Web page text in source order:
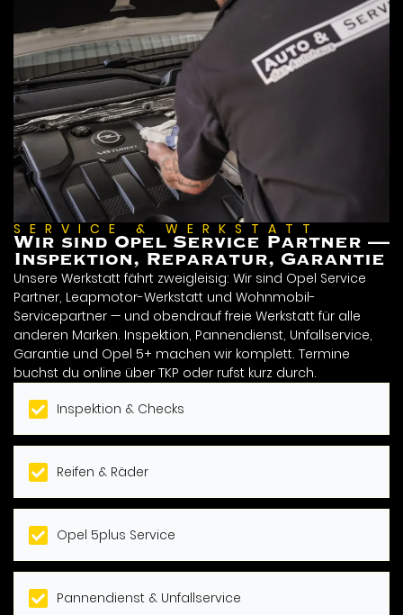
SERVICE & WERKSTATT
Wir sind Opel Service Partner —
Inspektion, Reparatur, Garantie
Unsere Werkstatt fährt zweigleisig: Wir sind Opel Service
Partner, Leapmotor-Werkstatt und Wohnmobil-
Servicepartner — und obendrauf freie Werkstatt für alle
anderen Marken. Inspektion, Pannendienst, Unfallservice,
Garantie und Opel 5+ machen wir komplett. Termine
buchst du online über TKP oder rufst kurz durch.
Inspektion & Checks
Reifen & Räder
Opel 5plus Service
Pannendienst & Unfallservice